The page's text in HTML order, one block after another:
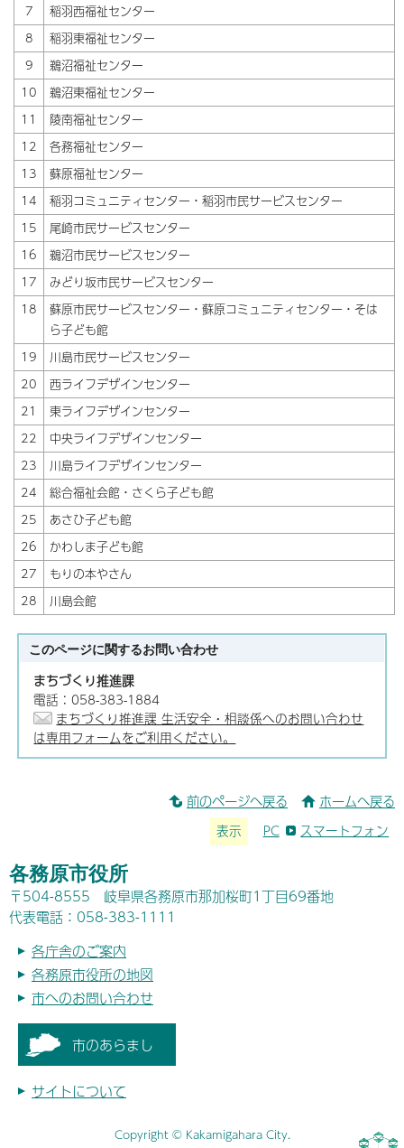
7
稲羽西福祉センター
8
稲羽東福祉センター
9
鵜沼福祉センター
10
鵜沼東福祉センター
11
陵南福祉センター
12
各務福祉センター
13
蘇原福祉センター
14
稲羽コミュニティセンター・稲羽市民サービスセンター
15
尾崎市民サービスセンター
16
鵜沼市民サービスセンター
17
みどり坂市民サービスセンター
18
蘇原市民サービスセンター・蘇原コミュニティセンター・そは
ら子ども館
19
川島市民サービスセンター
20
西ライフデザインセンター
21
東ライフデザインセンター
22
中央ライフデザインセンター
23
川島ライフデザインセンター
24
総合福祉会館・さくら子ども館
25
あさひ子ども館
26
かわしま子ども館
27
もりの本やさん
28
川島会館
このページに関するお問い合わせ
まちづくり推進課
電話：058-383-1884
まちづくり推進課 生活安全・相談係へのお問い合わせ
は専用フォームをご利用ください。
前のページへ戻る ホームへ戻る
表示 PC スマートフォン
各務原市役所
〒504-8555 岐阜県各務原市那加桜町1丁目69番地
代表電話：058-383-1111
各庁舎のご案内
各務原市役所の地図
市へのお問い合わせ
市のあらまし
サイトについて
Copyright © Kakamigahara City.